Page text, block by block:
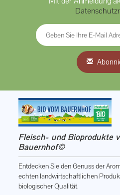
Fleisch- und Bioprodukte
Bauernhof©
Entdecken Sie den Genuss der
echten landwirtschaftlichen
biologischer Qualität.